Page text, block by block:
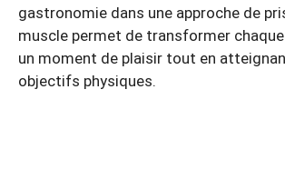
gastronomie dans une approche de
muscle permet de transformer chaque
un moment de plaisir tout en
objectifs physiques.